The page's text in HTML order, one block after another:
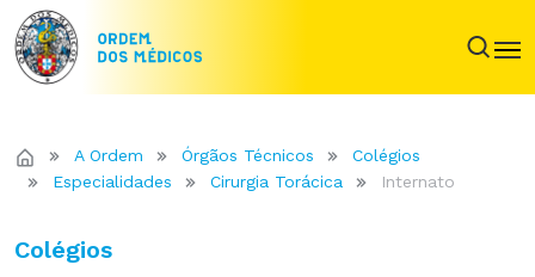
A Ordem Órgãos Técnicos
Colégios
Especialidades
Cirurgia Torácica Internato
Colégios